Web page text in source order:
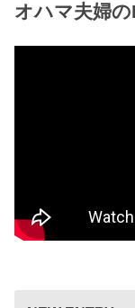
オハマ夫婦